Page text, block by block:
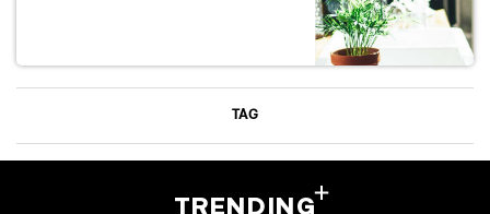
TAG
TRENDING